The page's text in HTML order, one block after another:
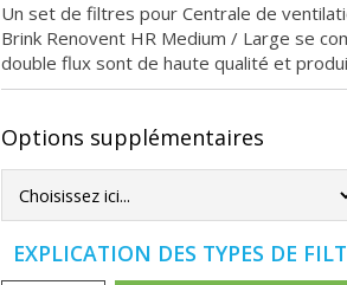
Un set de filtres pour Centrale de
Brink Renovent HR Medium / Large se
double flux sont de haute qualité et
Options supplémentaires
EXPLICATION DES TYPES DE